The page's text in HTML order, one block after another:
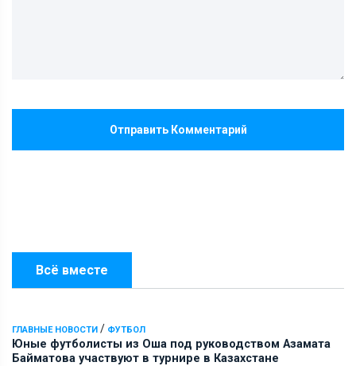
Всё вместе
ГЛАВНЫЕ НОВОСТИ / ФУТБОЛ
Юные футболисты из Оша под руководством Азамата
Байматова участвуют в турнире в Казахстане
Отправить Комментарий